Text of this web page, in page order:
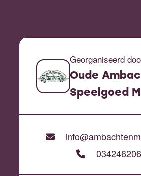
Georganiseerd
Oude
Speelgoed